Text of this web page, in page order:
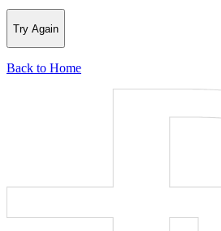
Try Again
Back to Home